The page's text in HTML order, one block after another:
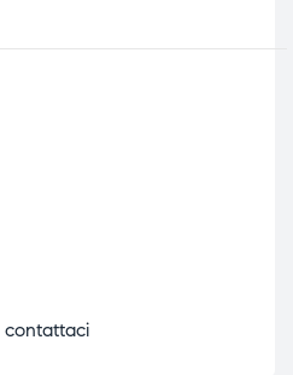
contattaci